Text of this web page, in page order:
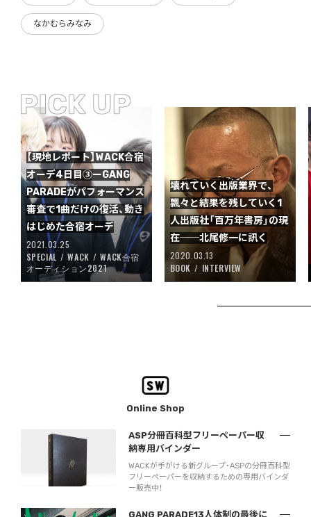
なかむらみなみ
【現地レポート】WACK合宿
オーデ4日目③ーGANG
PARADEがパフォーマンス
審査で1曲だけの復活、動き
はじめた合宿オーデ
2021.03.25
SPECIAL
WACK
WACK合宿
オーディション2021
壊れていく出版業界で、
飄々と結果を残していく1
人出版社「百万年書房」の現
在──北尾修一に訊く
2020.03.13
BOOK
INTERVIEW
Online Shop
ASP分冊百科型フリーペーパー収
納専用バインダー
WACKが手がける新グループ・ASPの分冊百科型
フリーペーパーを収納するための専用バインダ
ー販売中！
GANG PARADE13人体制の最後に